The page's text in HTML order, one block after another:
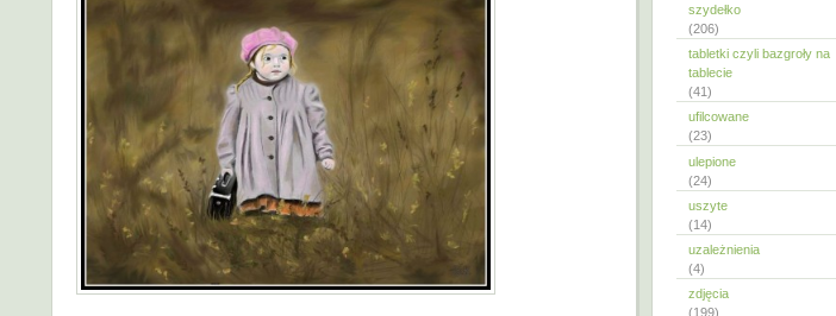
szydełko
(206)
tabletki czyli bazgroły na
tablecie
(41)
ufilcowane
(23)
ulepione
(24)
uszyte
(14)
uzależnienia
(4)
zdjęcia
(199)